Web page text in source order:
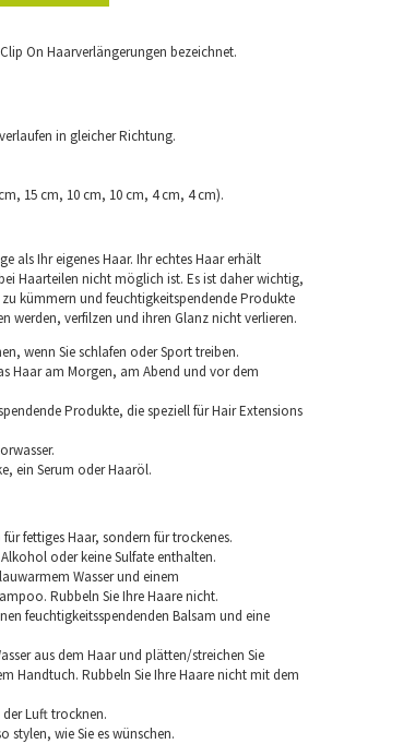
On Haarverlängerungen bezeichnet.
in gleicher Richtung.
15 cm, 10 cm, 10 cm, 4 cm, 4 cm).
als Ihr eigenes Haar. Ihr echtes Haar erhält
Haarteilen nicht möglich ist. Es ist daher wichtig,
kümmern und feuchtigkeitspendende Produkte
werden, verfilzen und ihren Glanz nicht verlieren.
wenn Sie schlafen oder Sport treiben.
Haar am Morgen, am Abend und vor dem
Produkte, die speziell für Hair Extensions
ein Serum oder Haaröl.
fettiges Haar, sondern für trockenes.
oder keine Sulfate enthalten.
Wasser und einem
Rubbeln Sie Ihre Haare nicht.
feuchtigkeitsspendenden Balsam und eine
aus dem Haar und plätten/streichen Sie
Handtuch. Rubbeln Sie Ihre Haare nicht mit dem
der Luft trocknen.
stylen, wie Sie es wünschen.